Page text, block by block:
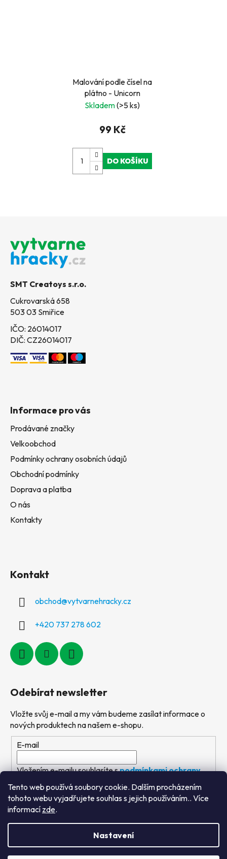
Tento web používá soubory cookie. Dalším procházením
tohoto webu vyjadřujete souhlas s jejich používáním.. Více
informací zde.
Nastavení
Malování podle čísel na
plátno - Unicorn
Skladem(>5 ks)
99 Kč
DO KOŠÍKU
SMT Creatoys s.r.o.
Cukrovarská 658
503 03 Smiřice
IČO: 26014017
DIČ: CZ26014017
Informace pro vás
Prodávané značky
Velkoobchod
Podmínky ochrany osobních údajů
Obchodní podmínky
Doprava a platba
O nás
Kontakty
Kontakt
obchod@vytvarnehracky.cz
+420 737 278 602
Odebírat newsletter
Vložte svůj e-mail a my vám budeme zasílat informace o
nových produktech na našem e-shopu.
E-mail
Vložením e-mailu souhlasíte spodmínkami ochrany
osobních údajů
PŘIHLÁSIT SE